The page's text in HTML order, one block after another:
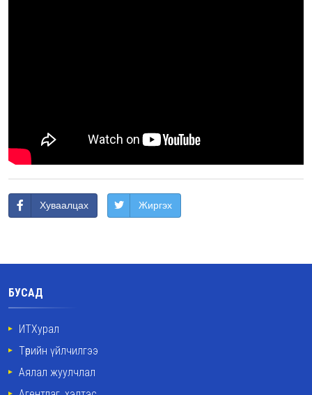
Хуваалцах Жиргэх
БУСАД
ИТХурал
Төрийн үйлчилгээ
Аялал жуулчлал